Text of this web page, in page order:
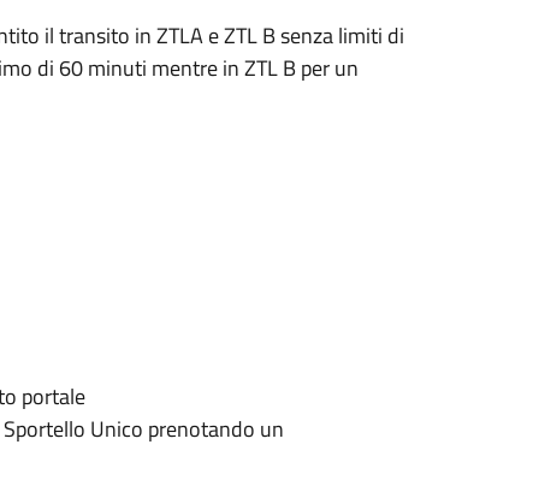
il transito in ZTLA e ZTL B senza limiti di
di 60 minuti mentre in ZTL B per un
portale
Unico prenotando un